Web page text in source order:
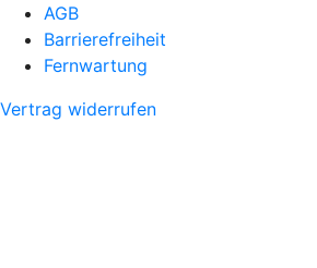
AGB
Barrierefreiheit
Fernwartung
Vertrag widerrufen